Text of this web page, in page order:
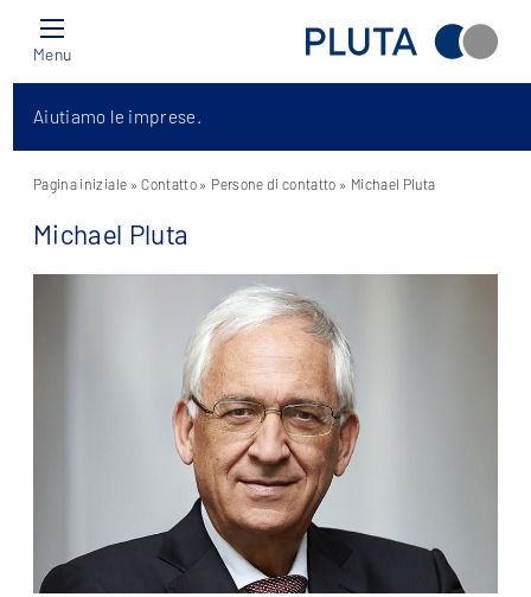
Menu
Aiutiamo le imprese.
Pagina iniziale » Contatto » Persone di contatto » Michael Pluta
Michael Pluta